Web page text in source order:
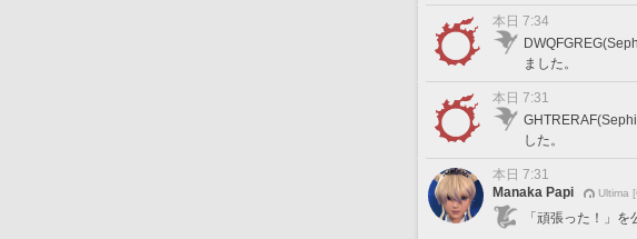
本日 7:34
ました。
本日 7:31
した。
本日 7:31
Manaka Papi
Ultima
「頑張った！」を